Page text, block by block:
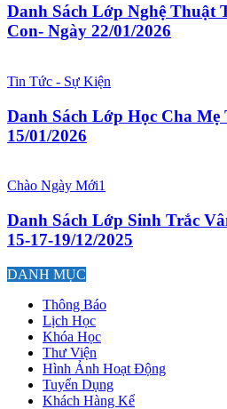
Danh Sách Lớp Nghệ Thuật
Con- Ngày 22/01/2026
Tin Tức - Sự Kiện
Danh Sách Lớp Học Cha
15/01/2026
Chào Ngày Mới1
Danh Sách Lớp Sinh Trắc
15-17-19/12/2025
DANH MỤC
Thông Báo
Lịch Học
Khóa Học
Thư Viện
Hình Ảnh Hoạt Động
Tuyển Dụng
Khách Hàng Kể